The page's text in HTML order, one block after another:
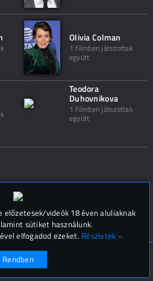
Olivia Colman
1 filmben játszottak
együtt
Teodora
Duhovnikova
1 filmben játszottak
együtt
(
Kapcsolat, impresszum
beállítások
előzetesek/videók 18 éven aluliaknak
sütiket használunk.
elfogadod ezeket. Részletek »
Rendben